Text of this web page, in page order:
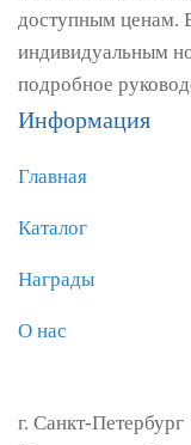
доступным ценам.
индивидуальным
подробное
Информация
Главная
Каталог
Награды
О нас
г. Санкт-Петербург